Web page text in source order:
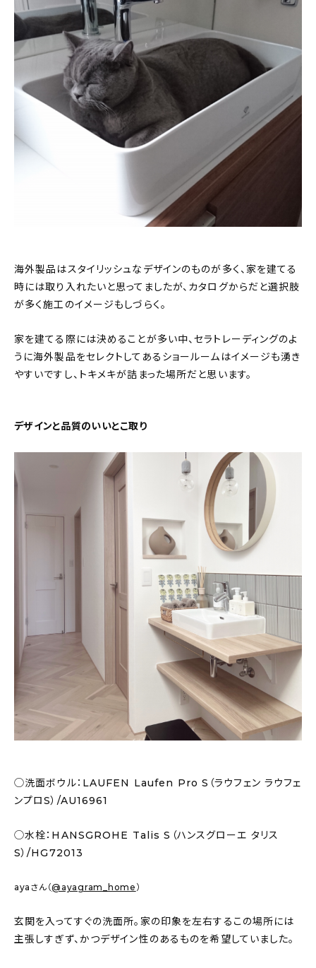
海外製品はスタイリッシュなデザインのものが多く、家を建てる
時には取り入れたいと思ってましたが、カタログからだと選択肢
が多く施工のイメージもしづらく。
家を建てる際には決めることが多い中、セラトレーディングのよ
うに海外製品をセレクトしてあるショールームはイメージも湧き
やすいですし、トキメキが詰まった場所だと思います。
デザインと品質のいいとこ取り
◯洗面ボウル：LAUFEN Laufen Pro S（ラウフェン ラウフェ
ンプロS）/AU16961
◯水栓：HANSGROHE Talis S（ハンスグローエ タリス
S）/HG72013
ayaさん（@ayagram_home ）
玄関を入ってすぐの洗面所。家の印象を左右するこの場所には
主張しすぎず、かつデザイン性のあるものを希望していました。